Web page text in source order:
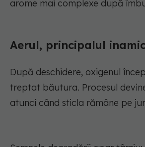
arome mai complexe după
Aerul, principalul
După deschidere, oxigenul
treptat băutura. Procesul
atunci când sticla rămâne pe